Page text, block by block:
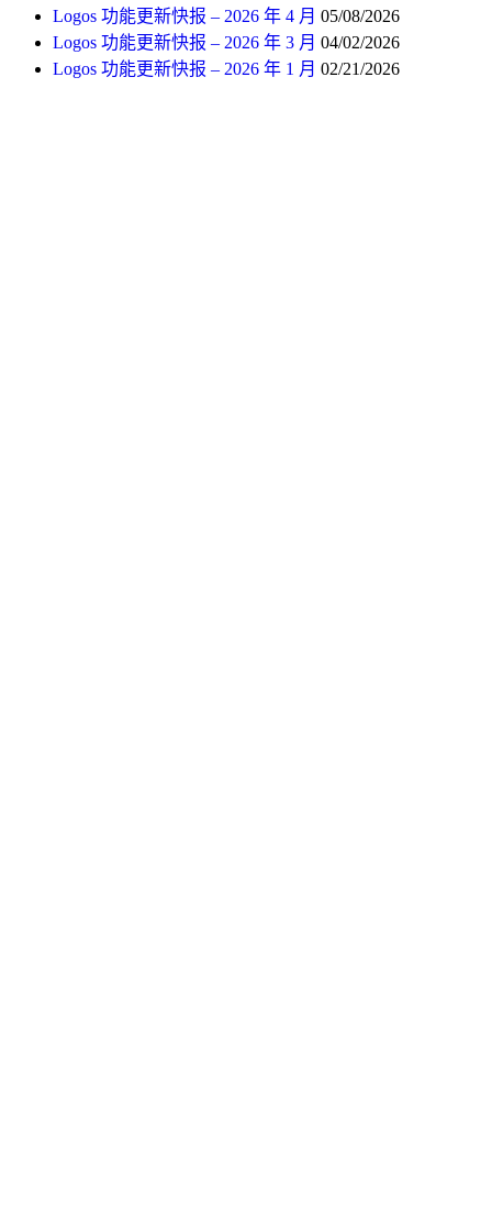
Logos 功能更新快报 – 2026 年 4 月 05/08/2026
Logos 功能更新快报 – 2026 年 3 月 04/02/2026
Logos 功能更新快报 – 2026 年 1 月 02/21/2026